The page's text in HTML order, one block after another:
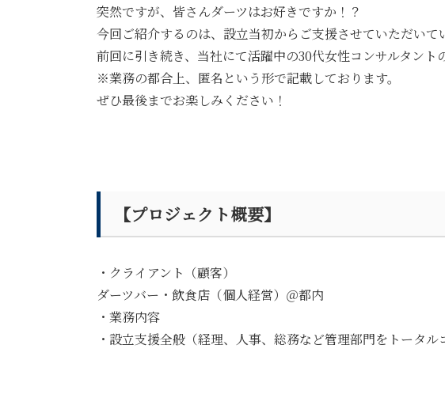
突然ですが、皆さんダーツはお好きですか！？
今回ご紹介するのは、設立当初からご支援させていただいて
前回に引き続き、当社にて活躍中の30代女性コンサルタント
※業務の都合上、匿名という形で記載しております。
ぜひ最後までお楽しみください！
【プロジェクト概要】
・クライアント（顧客）
ダーツバー・飲食店（個人経営）＠都内
・業務内容
・設立支援全般（経理、人事、総務など管理部門をトータル